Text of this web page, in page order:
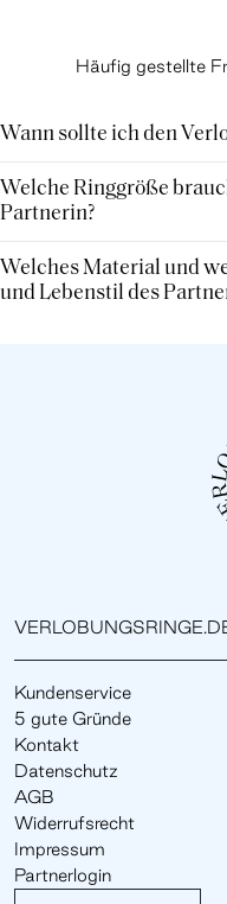
Häufig gestellte
Wann sollte ich den
Welche Ringgröße
Partnerin?
Welches Material und
und Lebenstil des
Kundenservice
5 gute Gründe
Kontakt
Datenschutz
AGB
Widerrufsrecht
Impressum
Partnerlogin